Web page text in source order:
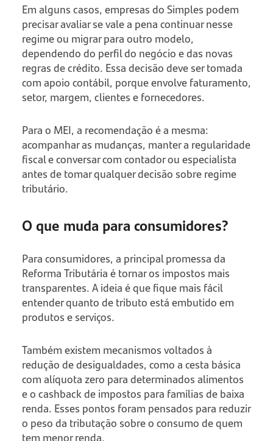
Em alguns casos, empresas do Simples podem
precisar avaliar se vale a pena continuar nesse
regime ou migrar para outro modelo,
dependendo do perfil do negócio e das novas
regras de crédito. Essa decisão deve ser tomada
com apoio contábil, porque envolve faturamento,
setor, margem, clientes e fornecedores.
Para o MEI, a recomendação é a mesma:
acompanhar as mudanças, manter a regularidade
fiscal e conversar com contador ou especialista
antes de tomar qualquer decisão sobre regime
tributário.
O que muda para consumidores?
Para consumidores, a principal promessa da
Reforma Tributária é tornar os impostos mais
transparentes. A ideia é que fique mais fácil
entender quanto de tributo está embutido em
produtos e serviços.
Também existem mecanismos voltados à
redução de desigualdades, como a cesta básica
com alíquota zero para determinados alimentos
e o cashback de impostos para famílias de baixa
renda. Esses pontos foram pensados para reduzir
o peso da tributação sobre o consumo de quem
tem menor renda.